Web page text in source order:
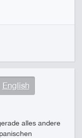
English
alles andere